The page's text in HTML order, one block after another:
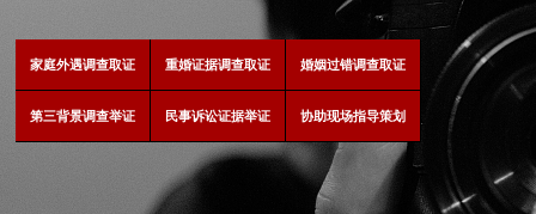
家庭外遇调查取证 重婚证据调查取证 婚姻过错调查取证
第三背景调查举证 民事诉讼证据举证 协助现场指导策划